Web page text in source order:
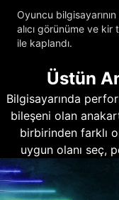
Oyuncu
alıcı görünüme ve kir
ile kaplandı.
Üstün
Bilgisayarında
bileşeni olan
birbirinden farklı
uygun olanı seç,